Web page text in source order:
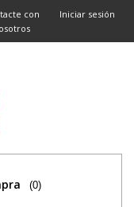
Iniciar sesión
con
(0)